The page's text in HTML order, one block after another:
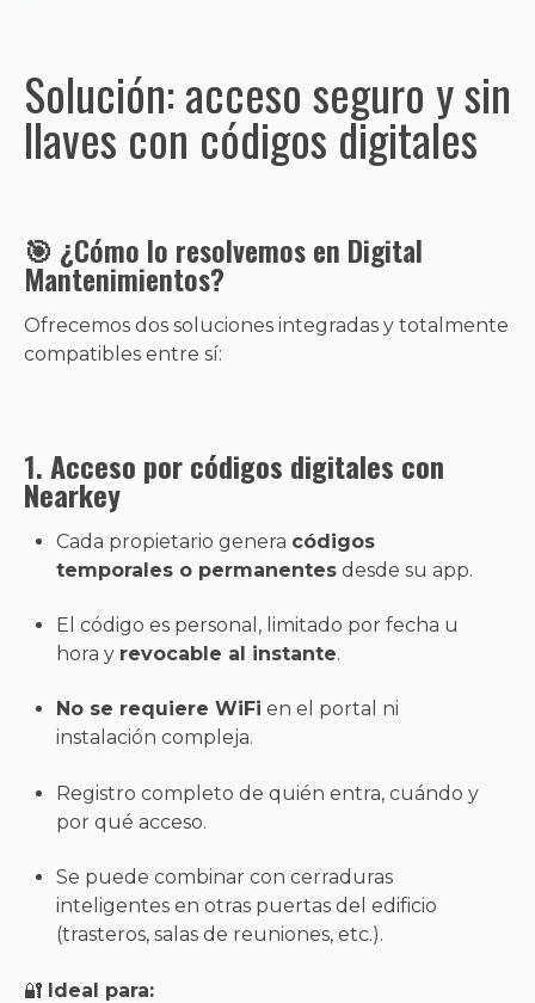
Solución: acceso seguro y sin
llaves con códigos digitales
🎯 ¿Cómo lo resolvemos en Digital
Mantenimientos?
Ofrecemos dos soluciones integradas y totalmente
compatibles entre sí:
1.Acceso por códigos digitales con
Nearkey
Cada propietario genera códigos
temporales o permanentes desde su app.
El código es personal, limitado por fecha u
hora y revocable al instante.
No se requiere WiFi en el portal ni
instalación compleja.
Registro completo de quién entra, cuándo y
por qué acceso.
Se puede combinar con cerraduras
inteligentes en otras puertas del edificio
(trasteros, salas de reuniones, etc.).
🔐 Ideal para: